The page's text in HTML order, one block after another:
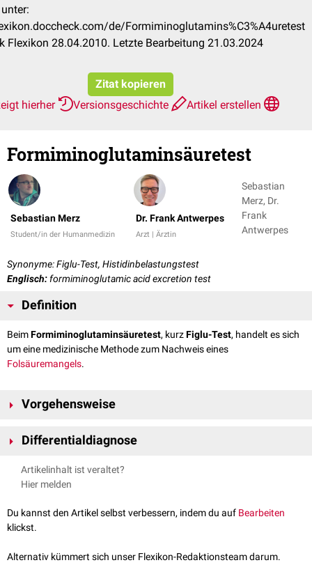
de/Formiminoglutamins%C3%A4uretest
Flexikon 28.04.2010. Letzte Bearbeitung 21.03.2024
Zitat kopieren
hierher
Versionsgeschichte Artikel erstellen
Formiminoglutaminsäuretest
Sebastian Merz
Student/in der Humanmedizin
Dr. Frank Antwerpes
Arzt | Ärztin
Sebastian
Merz, Dr.
Frank
Antwerpes
Synonyme: Figlu-Test, Histidinbelastungstest
Englisch:formiminoglutamic acid excretion test
Definition
BeimFormiminoglutaminsäuretest, kurzFiglu-Test, handelt es sich
um eine medizinische Methode zum Nachweis eines
Folsäuremangels.
Vorgehensweise
wird die Ausscheidung seinesStoffwechselproduktes
Ausscheidung liegt bei 1,25 mg/d. Liegt ein Folsäuremangel vor, ist die
Ausscheidung stark erhöht.
Differentialdiagnose
Eine erhöhte Figlu-Ausscheidung kann auch durch andere Ursachen
bedingt sein. Die wichtigste
können beim Figlu-Test höhere Werte auftreten.
Artikelinhalt ist veraltet?
Hier melden
Du kannst den Artikel selbst verbessern, indem du auf Bearbeiten
klickst.
Alternativ kümmert sich unser Flexikon-Redaktionsteam darum.